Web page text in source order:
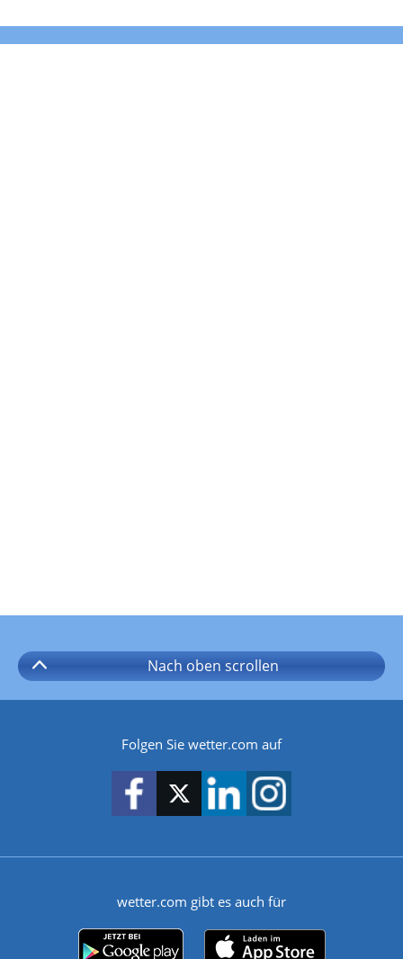
Nach oben scrollen
Folgen Sie wetter.com auf
wetter.com gibt es auch für